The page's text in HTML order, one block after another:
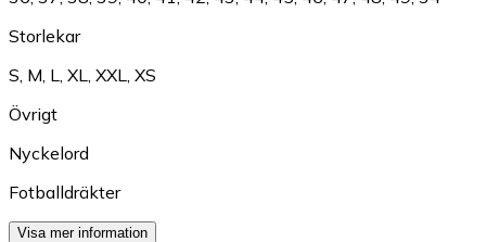
Storlekar
S M L XL XXL
XS
Övrigt
Nyckelord
Fotballdräkter
Visa mer information